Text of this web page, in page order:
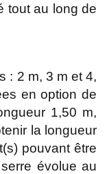
tout au long de
: 2 m, 3 m et 4,
en option de
1,50 m,
la longueur
pouvant être
évolue au